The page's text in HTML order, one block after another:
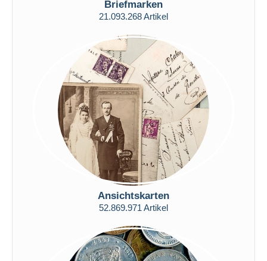
Kostenloser Versand
PayPal
Banküberweisung
Visa
Mastercard
Bancontact
iDeal
Maestro
Gesamte Auswahl aufheben
Wohnsitz des Verkäufers
Briefmarken
21.093.268 Artikel
Ansichtskarten
52.869.971 Artikel